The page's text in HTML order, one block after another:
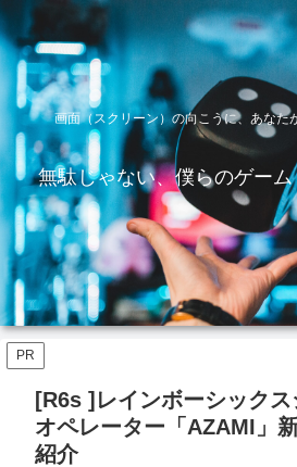
画面（スクリーン）の向こうに、あなた
無駄じゃない、僕らのゲー
PR
[R6s ]レインボーシック
オペレーター「AZAMI」
紹介